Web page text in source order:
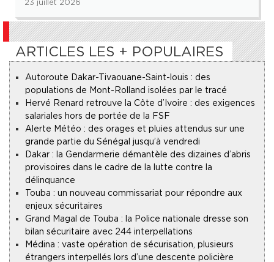
23 juillet 2026
ARTICLES LES + POPULAIRES
Autoroute Dakar-Tivaouane-Saint-louis : des
populations de Mont-Rolland isolées par le tracé
Hervé Renard retrouve la Côte d’Ivoire : des exigences
salariales hors de portée de la FSF
Alerte Météo : des orages et pluies attendus sur une
grande partie du Sénégal jusqu’à vendredi
Dakar : la Gendarmerie démantèle des dizaines d’abris
provisoires dans le cadre de la lutte contre la
délinquance
Touba : un nouveau commissariat pour répondre aux
enjeux sécuritaires
Grand Magal de Touba : la Police nationale dresse son
bilan sécuritaire avec 244 interpellations
Médina : vaste opération de sécurisation, plusieurs
étrangers interpellés lors d’une descente policière